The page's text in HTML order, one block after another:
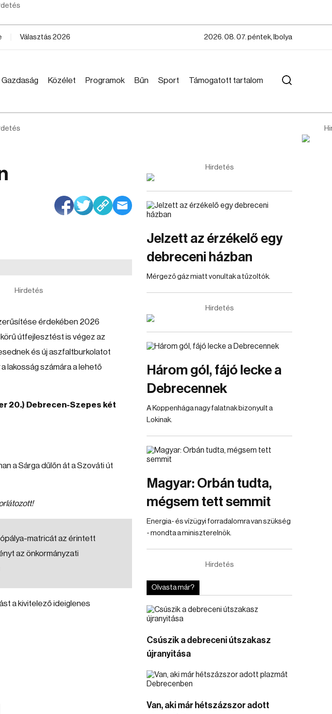
Választás 2026 2026. 08. 07. péntek, Ibolya
Gazdaság Közélet Programok Bűn Sport Támogatott tartalom
Hirdetés
érdekében 2026
útfejlesztést is végez az
és új aszfaltburkolatot
lakosság számára a lehető
20.) Debrecen-Szepes két
a Sárga dűlőn át a Szováti út
matricát az érintett
az önkormányzati
a kivitelező ideiglenes
Hirdetés
Jelzett az érzékelő egy
debreceni házban
Mérgező gáz miatt vonultak a tűzoltók.
Hirdetés
Három gól, fájó lecke a
Debrecennek
A Koppenhága nagy falatnak bizonyult a
Lokinak.
Magyar: Orbán tudta,
mégsem tett semmit
Energia- és vízügyi forradalomra van szükség
- mondta a miniszterelnök.
Hirdetés
Olvasta már?
Csúszik a debreceni útszakasz
újranyitása
Van, aki már hétszázszor adott